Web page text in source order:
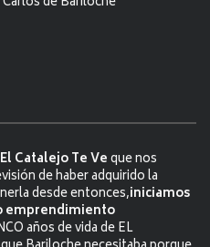
Catalejo Te Veque nos
de haber adquirido la
desde entonces,iniciamos
emprendimiento
años de vida de EL